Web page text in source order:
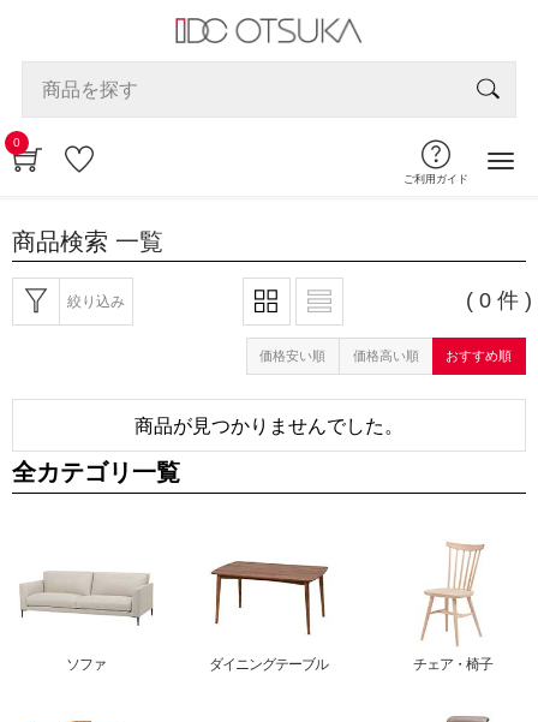
0
ご利用ガイド
商品検索 一覧
絞り込み ( 0 件 )
価格安い順 価格高い順 おすすめ順
商品が見つかりませんでした。
全カテゴリ一覧
ソファ ダイニングテーブル チェア・椅子